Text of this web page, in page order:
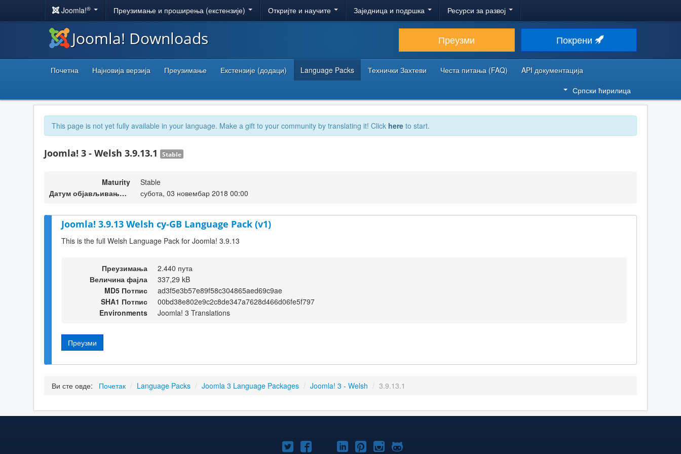
Joomla!® Преузимање и проширења (екстензије) Откријте и научите Заједница и подршка Ресурси за развој
Joomla! Downloads Преузми Покрени
Почетна Најновија верзија Преузимање Екстензије (додаци) Language Packs Технички Захтеви Честа питања (FAQ)
API документација
Српски ћирилица
This page is not yet fully available in your language. Make a gift to your community by translating it! Click here to start.
Joomla! 3 - Welsh 3.9.13.1 Stable
Maturity
Stable
Датум објављивања верзије
субота, 03 новембар 2018 00:00
Joomla! 3.9.13 Welsh cy-GB Language Pack (v1)
This is the full Welsh Language Pack for Joomla! 3.9.13
Преузимања
2.440 пута
Величина фајла
337,29 kB
MD5 Потпис
ad3f5e3b57e89f58c304865aed69c9ae
SHA1 Потпис
00bd38e802e9c2c8de347a7628d466d06fe5f797
Environments
Joomla! 3 Translations
Преузми
Ви сте овде: Почетак / Language Packs / Joomla 3 Language Packages / Joomla! 3 - Welsh / 3.9.13.1
Joomla!Joomla!Joomla!
Joomla!Joomla!
Joomla!Joomla!